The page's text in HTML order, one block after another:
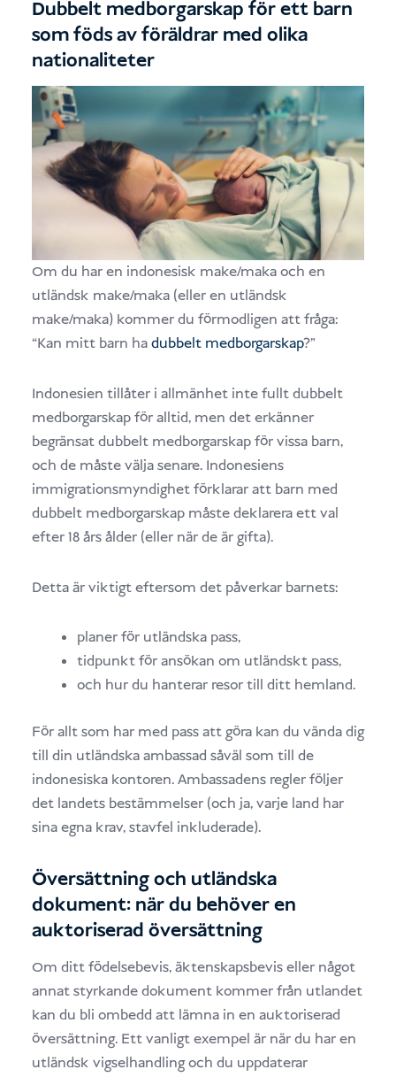
Dubbelt medborgarskap för ett barn
som föds av föräldrar med olika
nationaliteter
Om du har en indonesisk make/maka och en
utländsk make/maka (eller en utländsk
make/maka) kommer du förmodligen att fråga:
“Kan mitt barn hadubbelt medborgarskap?”
Indonesien tillåter i allmänhet inte fullt dubbelt
medborgarskap för alltid, men det erkänner
begränsat dubbelt medborgarskap för vissa barn,
och de måste välja senare. Indonesiens
immigrationsmyndighet förklarar att barn med
dubbelt medborgarskap måste deklarera ett val
efter 18 års ålder (eller när de är gifta).
Detta är viktigt eftersom det påverkar barnets:
planer för utländska pass,
tidpunkt för ansökan om utländskt pass,
och hur du hanterar resor till ditt hemland.
För allt som har med pass att göra kan du vända dig
till din utländska ambassad såväl som till de
indonesiska kontoren. Ambassadens regler följer
det landets bestämmelser (och ja, varje land har
sina egna krav, stavfel inkluderade).
Översättning och utländska
dokument: när du behöver en
auktoriserad översättning
Om ditt födelsebevis, äktenskapsbevis eller något
annat styrkande dokument kommer från utlandet
kan du bli ombedd att lämna in en auktoriserad
översättning. Ett vanligt exempel är när du har en
utländsk vigselhandling och du uppdaterar